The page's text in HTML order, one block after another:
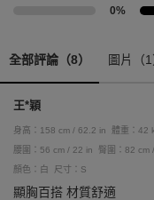
0%
全部評論（8） 圖片（1
王*穎
身高：158 cm / 62.2 in 體重：42
腰圍：56 cm / 22 in
臀圍：82 cm
顏色：白
尺寸：S
顯胸百搭 材質舒適